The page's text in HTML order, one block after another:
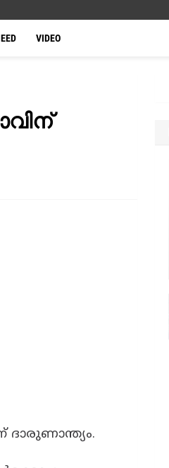
VIDEO
ദാരുണാന്ത്യം.